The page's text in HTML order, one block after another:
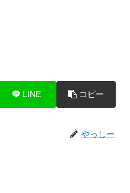
LINE コピー
やっしー